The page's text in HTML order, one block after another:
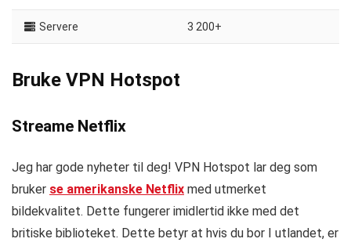
Servere 3 200+
Bruke VPN Hotspot
Streame Netflix
Jeg har gode ​​nyheter til deg! VPN Hotspot lar deg som
bruker se amerikanske Netflix med utmerket
bildekvalitet. Dette fungerer imidlertid ikke med det
britiske biblioteket. Dette betyr at hvis du bor I utlandet, er